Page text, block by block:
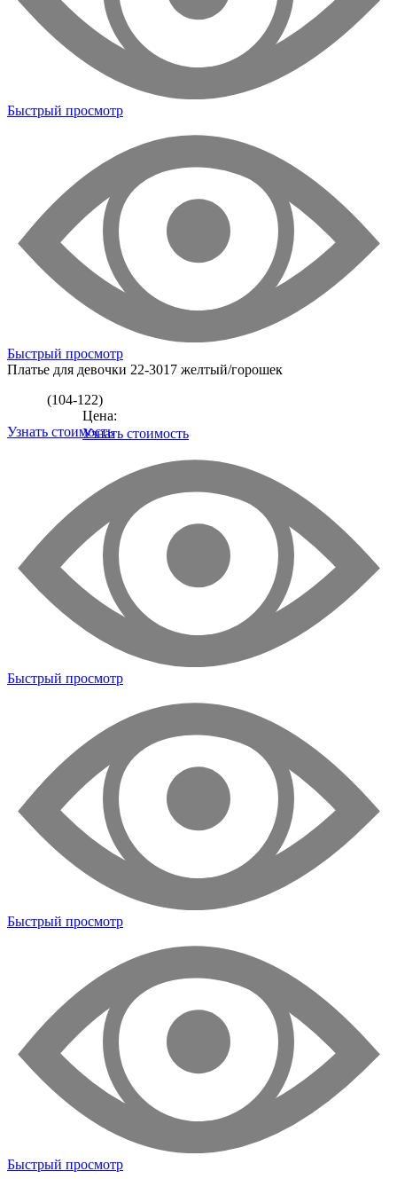
Быстрый просмотр
Быстрый просмотр
Платье для девочки 22-3017 желтый/горошек
(104-122)
Цена:
Узнать стоимость
Узнать стоимость
Быстрый просмотр
Быстрый просмотр
Быстрый просмотр